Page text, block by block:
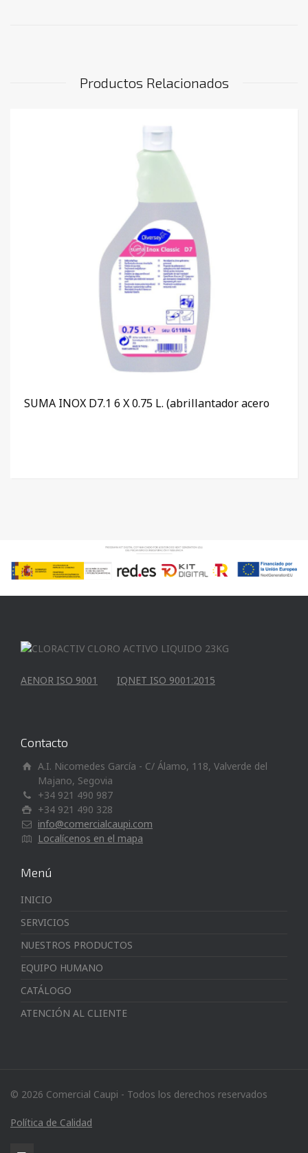
Productos Relacionados
SUMA INOX D7.1 6 X 0.75 L. (abrillantador acero
AENOR ISO 9001 IQNET ISO 9001:2015
Contacto
A.I. Nicomedes García - C/ Álamo, 118, Valverde del
Majano, Segovia
+34 921 490 987
+34 921 490 328
info@comercialcaupi.com
Localícenos en el mapa
Menú
INICIO
SERVICIOS
NUESTROS PRODUCTOS
EQUIPO HUMANO
CATÁLOGO
ATENCIÓN AL CLIENTE
© 2026 Comercial Caupi - Todos los derechos reservados
Política de Calidad